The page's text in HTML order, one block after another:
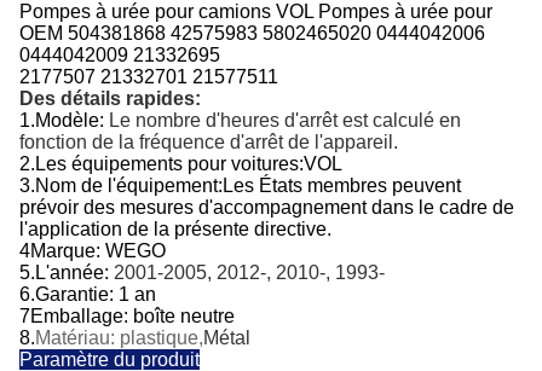
Pompes à urée pour camions VOL Pompes à urée pour
OEM 504381868 42575983 5802465020 0444042006
0444042009 21332695
2177507 21332701 21577511
Des détails rapides:
1.Modèle: Le nombre d'heures d'arrêt est calculé en
fonction de la fréquence d'arrêt de l'appareil.
2. Les équipements pour voitures:VOL
3.Nom de l'équipement: Les États membres peuvent
prévoir des mesures d'accompagnement dans le cadre de
l'application de la présente directive.
4Marque: WEGO
5. L'année: 2001-2005, 2012-, 2010-, 1993-
6.Garantie: 1 an
7Emballage: boîte neutre
8.Matériau: plastique,Métal
Paramètre du produit